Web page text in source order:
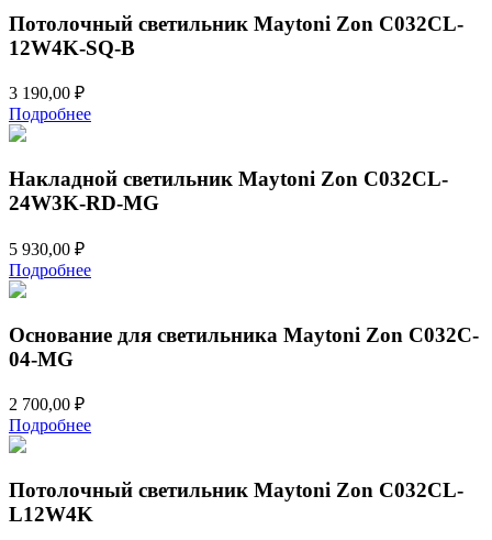
Потолочный светильник Maytoni Zon C032CL-
12W4K-SQ-B
3 190,00 ₽
Подробнее
Накладной светильник Maytoni Zon C032CL-
24W3K-RD-MG
5 930,00 ₽
Подробнее
Основание для светильника Maytoni Zon C032C-
04-MG
2 700,00 ₽
Подробнее
Потолочный светильник Maytoni Zon C032CL-
L12W4K